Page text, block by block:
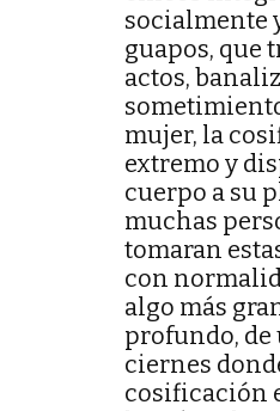
socialmente
guapos, que
actos,
mujer, la
extremo y
cuerpo a su
muchas
tomaran
con
algo más
profundo, de
ciernes
cosificación